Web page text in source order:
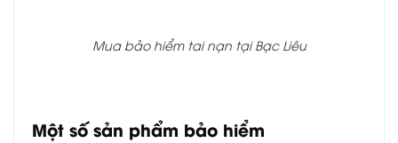
Mua bảo hiểm tai nạn tại Bạc Liêu
Một số sản phẩm bảo hiểm